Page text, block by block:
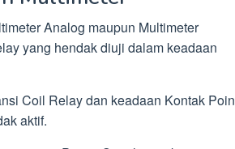
Analog maupun Multimeter
yang hendak diuji dalam keadaan
Coil Relay dan keadaan Kontak Poin
aktif.